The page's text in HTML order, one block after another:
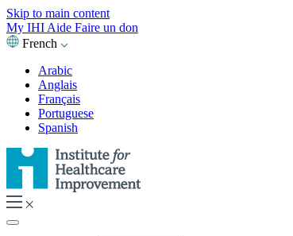
Skip to main content
My IHI Aide Faire un don
French
Arabic
Anglais
Français
Portuguese
Spanish